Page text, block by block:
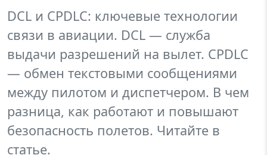
DCL и CPDLC: ключевые технологии
связи в авиации. DCL — служба
выдачи разрешений на вылет. CPDLC
— обмен текстовыми сообщениями
между пилотом и диспетчером. В чем
разница, как работают и повышают
безопасность полетов. Читайте в
статье.